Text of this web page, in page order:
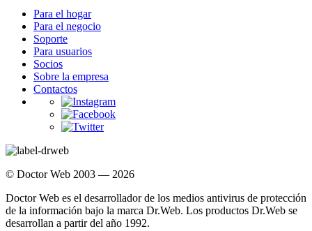
Para el hogar
Para el negocio
Soporte
Para usuarios
Socios
Sobre la empresa
Contactos
© Doctor Web 2003 — 2026
Doctor Web es el desarrollador de los medios antivirus de protección
de la información bajo la marca Dr.Web. Los productos Dr.Web se
desarrollan a partir del año 1992.